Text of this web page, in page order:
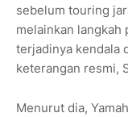
sebelum touring
melainkan
terjadinya kendala
keterangan resmi,
Menurut dia,